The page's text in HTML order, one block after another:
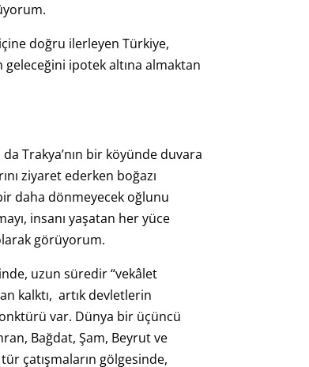
doğru ilerleyen Türkiye,
ipotek altına almaktan
Trakya’nın bir köyünde duvara
ziyaret ederken boğazı
daha dönmeyecek oğlunu
insanı yaşatan her yüce
görüyorum.
uzun süredir “vekâlet
kalktı, artık devletlerin
var. Dünya bir üçüncü
Bağdat, Şam, Beyrut ve
çatışmaların gölgesinde,